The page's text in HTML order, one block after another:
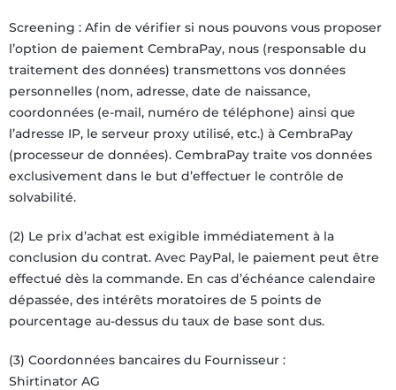
Screening : Afin de vérifier si nous pouvons vous proposer
l’option de paiement CembraPay, nous (responsable du
traitement des données) transmettons vos données
personnelles (nom, adresse, date de naissance,
coordonnées (e-mail, numéro de téléphone) ainsi que
l’adresse IP, le serveur proxy utilisé, etc.) à CembraPay
(processeur de données). CembraPay traite vos données
exclusivement dans le but d’effectuer le contrôle de
solvabilité.
(2) Le prix d’achat est exigible immédiatement à la
conclusion du contrat. Avec PayPal, le paiement peut être
effectué dès la commande. En cas d’échéance calendaire
dépassée, des intérêts moratoires de 5 points de
pourcentage au-dessus du taux de base sont dus.
(3) Coordonnées bancaires du Fournisseur :
Shirtinator AG